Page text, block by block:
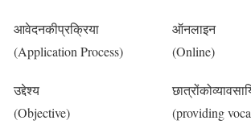
आवेदनकीप्रक्रिया
(Application Process)
ऑनलाइन
(Online)
उद्देश्य
(Objective)
(providing